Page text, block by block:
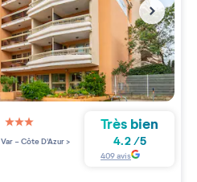
3 étoiles sur 5
Var - Côte D'Azur>
Très bien
4.2/5
409avis